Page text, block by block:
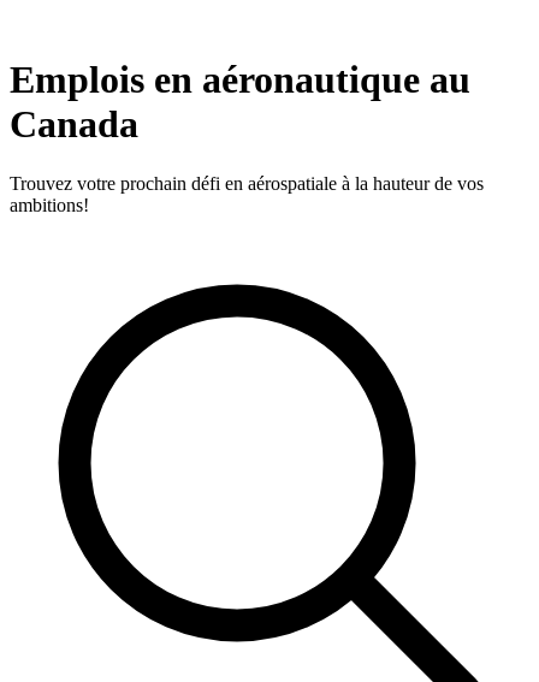
Emplois en aéronautique au
Canada
Trouvez votre prochain défi en aérospatiale à la hauteur de vos
ambitions!